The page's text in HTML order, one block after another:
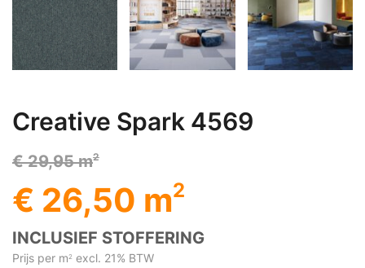
Creative Spark 4569
€ 29,95 m2
€ 26,50 m2
INCLUSIEF STOFFERING
Prijs per m2 excl. 21% BTW